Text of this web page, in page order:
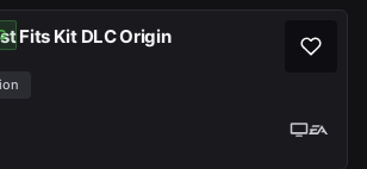
Fits Kit DLC Origin